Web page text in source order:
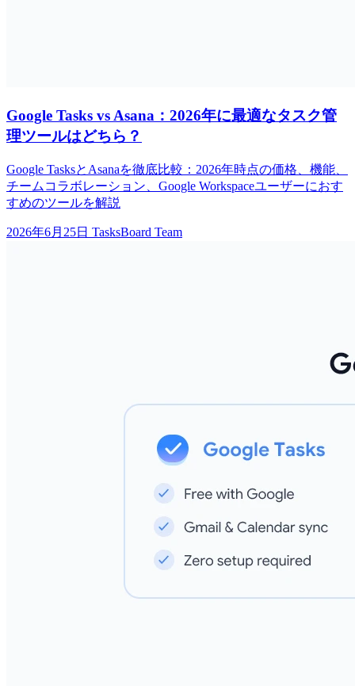
Google Tasks vs Asana：2026年に最適なタスク管
理ツールはどちら？
Google TasksとAsanaを徹底比較：2026年時点の価格、機能、
チームコラボレーション、Google Workspaceユーザーにおす
すめのツールを解説
2026年6月25日 TasksBoard Team